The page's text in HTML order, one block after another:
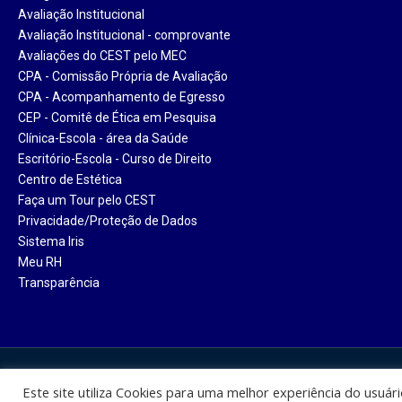
Avaliação Institucional
Avaliação Institucional - comprovante
Avaliações do CEST pelo MEC
CPA - Comissão Própria de Avaliação
CPA - Acompanhamento de Egresso
CEP - Comitê de Ética em Pesquisa
Clínica-Escola - área da Saúde
Escritório-Escola - Curso de Direito
Centro de Estética
Faça um Tour pelo CEST
Privacidade/Proteção de Dados
Sistema Iris
Meu RH
Transparência
Este site utiliza Cookies para uma melhor experiência do